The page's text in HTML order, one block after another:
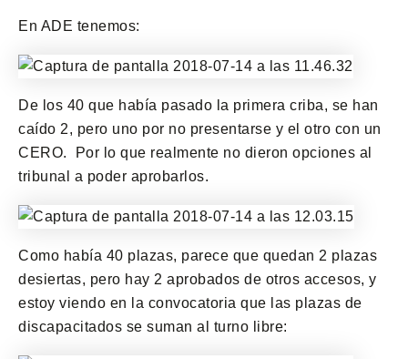
En ADE tenemos:
De los 40 que había pasado la primera criba, se han
caído 2, pero uno por no presentarse y el otro con un
CERO. Por lo que realmente no dieron opciones al
tribunal a poder aprobarlos.
Como había 40 plazas, parece que quedan 2 plazas
desiertas, pero hay 2 aprobados de otros accesos, y
estoy viendo en la convocatoria que las plazas de
discapacitados se suman al turno libre: